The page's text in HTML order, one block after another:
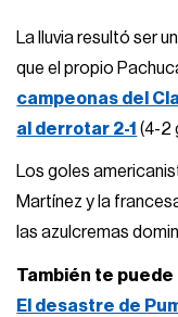
La lluvia resultó ser
que el propio
campeonas del
al derrotar 2-1 (4-2
Los goles
Martínez y la
las azulcremas
También te
El desastre de